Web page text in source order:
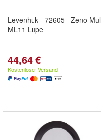
Levenhuk - 72605 - Zeno
ML11 Lupe
44,64 €
Kostenloser Versand